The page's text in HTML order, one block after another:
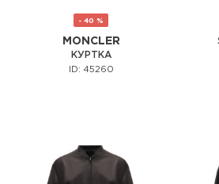
- 40 %
MONCLER
КУРТКА
ID: 45260